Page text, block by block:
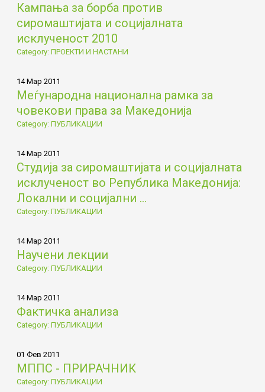
Кампања за борба против
сиромаштијата и социјалната
исклученост 2010
Category: ПРОЕКТИ И НАСТАНИ
14 Мар 2011
Меѓународна национална рамка за
човекови права за Македонија
Category: ПУБЛИКАЦИИ
14 Мар 2011
Студија за сиромаштијата и социјалната
исклученост во Република Македонија:
Локални и социјални ...
Category: ПУБЛИКАЦИИ
14 Мар 2011
Научени лекции
Category: ПУБЛИКАЦИИ
14 Мар 2011
Фактичка анализа
Category: ПУБЛИКАЦИИ
01 Фев 2011
МППС - ПРИРАЧНИК
Category: ПУБЛИКАЦИИ